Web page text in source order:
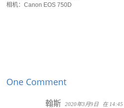
相机：Canon EOS 750D
One Comment
翰斯 2020年3月9日 在 14:45